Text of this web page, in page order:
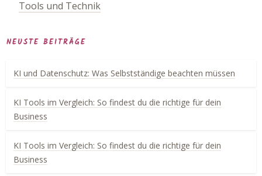
Tools und Technik
NEUSTE BEITRÄGE
KI und Datenschutz: Was Selbstständige beachten müssen
KI Tools im Vergleich: So findest du die richtige für dein
Business
KI Tools im Vergleich: So findest du die richtige für dein
Business